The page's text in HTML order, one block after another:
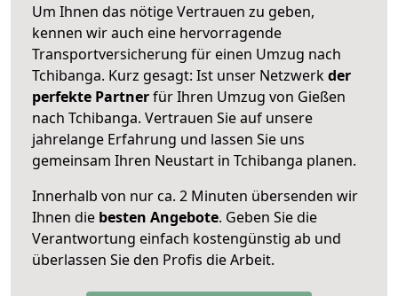
Um Ihnen das nötige Vertrauen zu geben,
kennen wir auch eine hervorragende
Transportversicherung für einen Umzug nach
Tchibanga. Kurz gesagt: Ist unser Netzwerkder
perfekte Partnerfür Ihren Umzug von Gießen
nach Tchibanga. Vertrauen Sie auf unsere
jahrelange Erfahrung und lassen Sie uns
gemeinsam Ihren Neustart in Tchibanga planen.
Innerhalb von nur ca. 2 Minuten übersenden wir
Ihnen die besten Angebote. Geben Sie die
Verantwortung einfach kostengünstig ab und
überlassen Sie den Profis die Arbeit.